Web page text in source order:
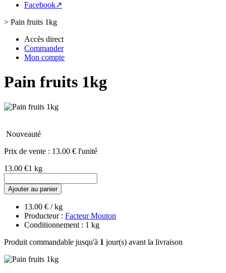
Facebook↗
> Pain fruits 1kg
Accès direct
Commander
Mon compte
Pain fruits 1kg
Nouveauté
Prix de vente : 13.00 € l'unité
13.00 €1 kg
Ajouter au panier
13.00 € / kg
Producteur : Facteur Mouton
Conditionnement : 1 kg
Produit commandable jusqu'à 1 jour(s) avant la livraison